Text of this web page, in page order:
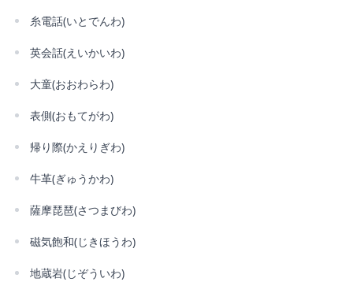
糸電話(いとでんわ)
英会話(えいかいわ)
大童(おおわらわ)
表側(おもてがわ)
帰り際(かえりぎわ)
牛革(ぎゅうかわ)
薩摩琵琶(さつまびわ)
磁気飽和(じきほうわ)
地蔵岩(じぞういわ)